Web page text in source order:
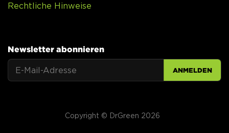
Rechtliche Hinweise
Newsletter abonnieren
ANMELDEN
Copyright © DrGreen 2026